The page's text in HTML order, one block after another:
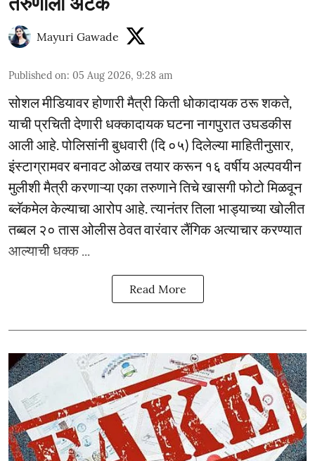
Mayuri Gawade
Published on: 05 Aug 2026, 9:28 am
सोशल मीडियावर होणारी मैत्री किती धोकादायक ठरू शकते,
याची प्रचिती देणारी धक्कादायक घटना नागपुरात उघडकीस
आली आहे. पोलिसांनी बुधवारी (दि ०५) दिलेल्या माहितीनुसार,
इंस्टाग्रामवर बनावट ओळख तयार करून १६ वर्षीय अल्पवयीन
मुलीशी मैत्री करणाऱ्या एका तरुणाने तिचे खासगी फोटो मिळवून
ब्लॅकमेल केल्याचा आरोप आहे. त्यानंतर तिला भाड्याच्या खोलीत
तब्बल २० तास ओलीस ठेवत वारंवार लैंगिक अत्याचार करण्यात
आल्याची धक्क ...
Read More